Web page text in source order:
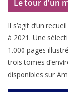
Le tour d’un
Il s’agit d’un
à 2021 . Une
1 .000 pages
trois tomes
dis­po­nibles sur